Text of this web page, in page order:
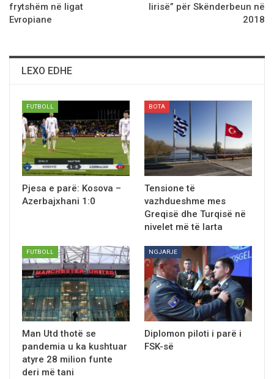
frytshëm në ligat
Evropiane
lirisë” për Skënderbeun në
2018
LEXO EDHE
FUTBOLL
Pjesa e parё: Kosova –
Azerbajxhani 1:0
BOTA
Tensione të
vazhdueshme mes
Greqisë dhe Turqisë në
nivelet më të larta
FUTBOLL
Man Utd thotë se
pandemia u ka kushtuar
atyre 28 milion funte
deri më tani
NGJARJE
Diplomon piloti i parë i
FSK-së